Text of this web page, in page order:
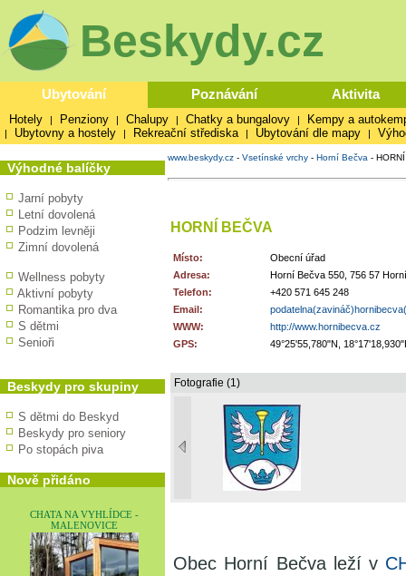
Beskydy.cz
Ubytování Poznávání Aktivita
Hotely | Penziony | Chalupy | Chatky a bungalovy | Kempy a
| Ubytovny a hostely | Rekreační střediska | Ubytování dle mapy |
Výhodné balíčky
Jarní pobyty
Letní dovolená
Podzim levněji
Zimní dovolená
Wellness pobyty
Aktivní pobyty
Romantika pro dva
S dětmi
Senioři
Beskydy pro skupiny
S dětmi do Beskyd
Beskydy pro seniory
Po stopách piva
Nově přidáno
CHATA NA VYHLÍDCE -
MALENOVICE
www.beskydy.cz - Vsetínské vrchy - Horní Bečva -
HORNÍ BEČVA
Místo:
Obecní úřad
Adresa:
Horní Bečva 550, 756 57
Telefon:
+420 571 645 248
Email:
WWW:
http://www.hornibecva.cz
GPS:
49°25'55,780"N,
Fotografie (1)
Obec Horní Bečva leží v